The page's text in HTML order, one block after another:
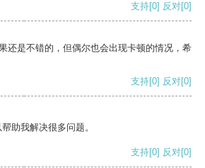
支持[0] 反对[0]
还是不错的，但偶尔也会出现卡顿的情况，希
支持[0] 反对[0]
助我解决很多问题。
支持[0] 反对[0]